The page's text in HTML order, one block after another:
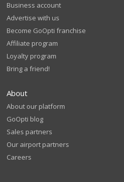
Business account
Advertise with us
Become GoOpti franchise
Affiliate program
Loyalty program
Bring a friend!
About
About our platform
GoOpti blog
Sales partners
Our airport partners
Careers